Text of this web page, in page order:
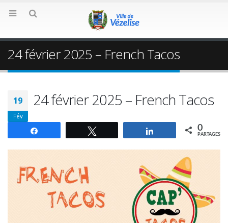
24 février 2025 – French Tacos
19
Fév
24 février 2025 – French Tacos
Partagez 0
PARTAGES